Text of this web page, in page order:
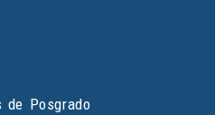
de Posgrado